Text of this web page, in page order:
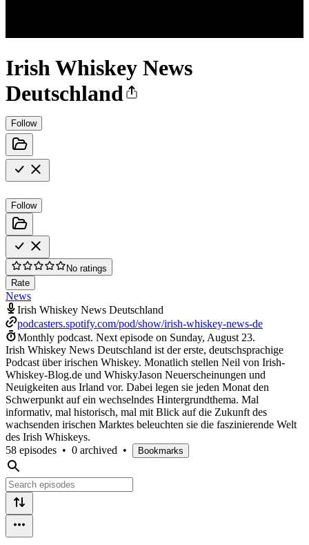
Irish Whiskey News
Deutschland
Follow
Follow
No ratings
Rate
News
Irish Whiskey News Deutschland
podcasters.spotify.com/pod/show/irish-whiskey-news-de
Monthly podcast. Next episode on Sunday, August 23.
Irish Whiskey News Deutschland ist der erste, deutschsprachige
Podcast über irischen Whiskey. Monatlich stellen Neil von Irish-
Whiskey-Blog.de und WhiskyJason Neuerscheinungen und
Neuigkeiten aus Irland vor. Dabei legen sie jeden Monat den
Schwerpunkt auf ein wechselndes Hintergrundthema. Mal
informativ, mal historisch, mal mit Blick auf die Zukunft des
wachsenden irischen Marktes beleuchten sie die faszinierende Welt
des Irish Whiskeys.
58 episodes • 0 archived • Bookmarks